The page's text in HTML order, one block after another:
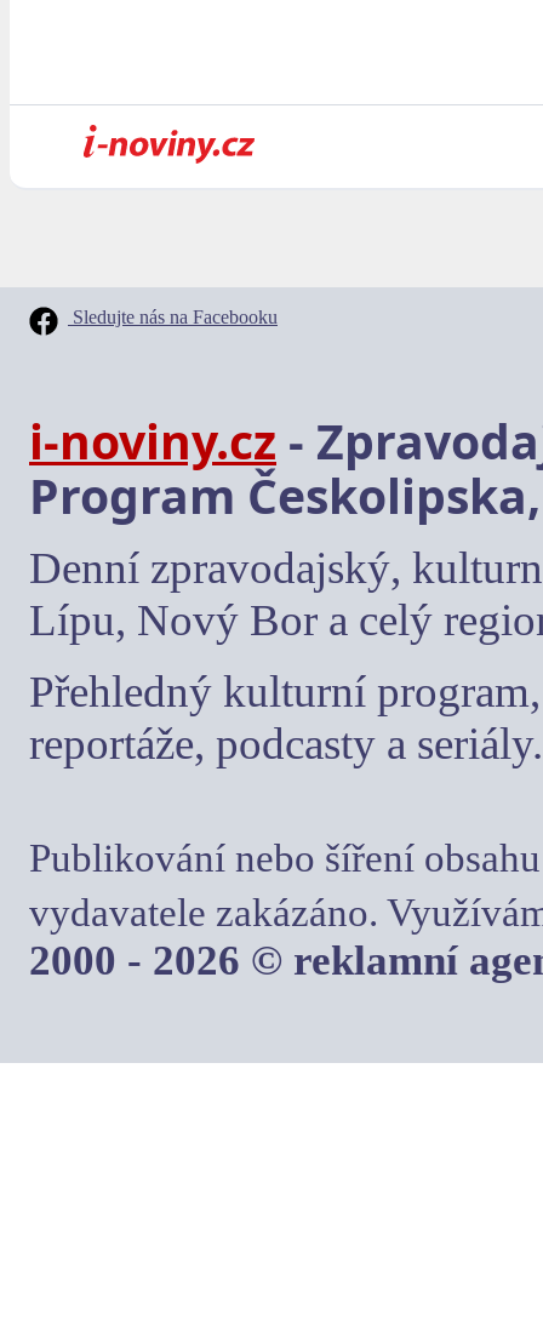
Sledujte nás na Facebooku
i-noviny.cz -
Program
Denní zpravodajský,
Lípu, Nový Bor a celý
Přehledný kulturní
reportáže, podcasty a seriály.
Publikování nebo šíření
vydavatele zakázáno.
2000 - 2026 © reklamní